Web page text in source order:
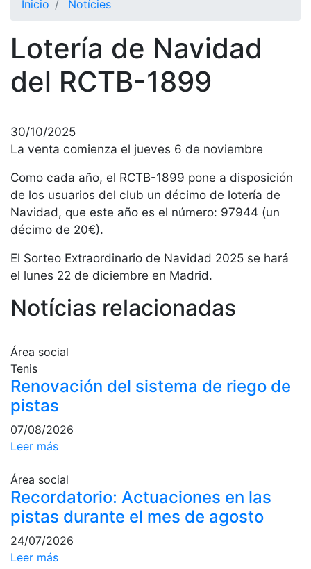
Historia
Nuestra
historia
Presidentes
Organización
Junta
directiva
Comisiones
y comités
Estructura
ejecutiva
Servicios
Preguntas
Frecuentes
(FAQs)
Trabaja con
Área deportiva
Tenis
Escuela de
tenis
Next Gen
Palmarés
Inicio Notícies
Lotería de Navidad
del RCTB-1899
30/10/2025
La venta comienza el jueves 6 de noviembre
Como cada año, el RCTB-1899 pone a disposición
de los usuarios del club un décimo de lotería de
Navidad, que este año es el número: 97944 (un
décimo de 20€).
El Sorteo Extraordinario de Navidad 2025 se hará
el lunes 22 de diciembre en Madrid.
Notícias relacionadas
Área social
Tenis
Renovación del sistema de riego de
pistas
07/08/2026
Leer más
Área social
Recordatorio: Actuaciones en las
pistas durante el mes de agosto
24/07/2026
Leer más